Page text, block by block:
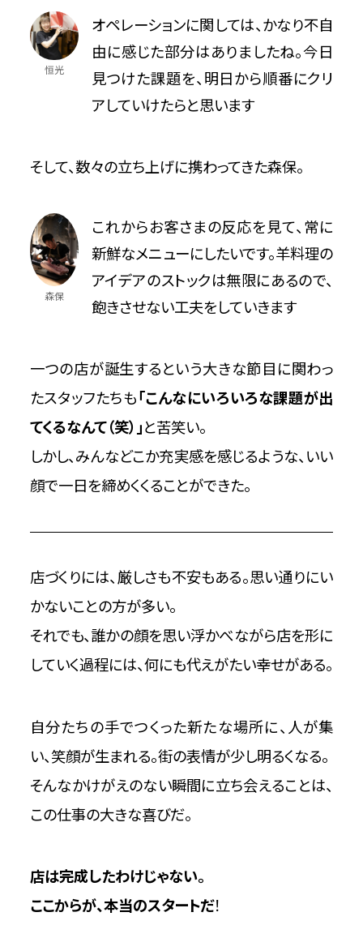
恒光
オペレーションに関しては、かなり不自
由に感じた部分はありましたね。今日
見つけた課題を、明日から順番にクリ
アしていけたらと思います
そして、数々の立ち上げに携わってきた森保。
森保
これからお客さまの反応を見て、常に
新鮮なメニューにしたいです。羊料理の
アイデアのストックは無限にあるので、
飽きさせない工夫をしていきます
一つの店が誕生するという大きな節目に関わっ
たスタッフたちも「こんなにいろいろな課題が出
てくるなんて（笑）」と苦笑い。
しかし、みんなどこか充実感を感じるような、いい
顔で一日を締めくくることができた。
店づくりには、厳しさも不安もある。思い通りにい
かないことの方が多い。
それでも、誰かの顔を思い浮かべながら店を形に
していく過程には、何にも代えがたい幸せがある。
自分たちの手でつくった新たな場所に、人が集
い、笑顔が生まれる。街の表情が少し明るくなる。
そんなかけがえのない瞬間に立ち会えることは、
この仕事の大きな喜びだ。
店は完成したわけじゃない。
ここからが、本当のスタートだ！